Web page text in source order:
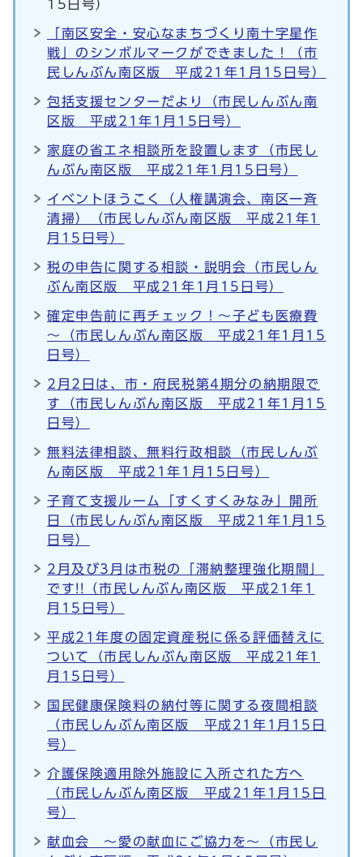
15日号）
「南区安全・安心なまちづくり南十字星作
戦」のシンボルマークができました！（市
民しんぶん南区版 平成21年1月15日号）
包括支援センターだより（市民しんぶん南
区版 平成21年1月15日号）
家庭の省エネ相談所を設置します（市民し
んぶん南区版 平成21年1月15日号）
イベントほうこく（人権講演会、南区一斉
清掃）（市民しんぶん南区版 平成21年1
月15日号）
税の申告に関する相談・説明会（市民しん
ぶん南区版 平成21年1月15日号）
確定申告前に再チェック！～子ども医療費
～（市民しんぶん南区版 平成21年1月15
日号）
2月2日は、市・府民税第4期分の納期限で
す（市民しんぶん南区版 平成21年1月15
日号）
無料法律相談、無料行政相談（市民しんぶ
ん南区版 平成21年1月15日号）
子育て支援ルーム「すくすくみなみ」開所
日（市民しんぶん南区版 平成21年1月15
日号）
2月及び3月は市税の「滞納整理強化期間」
です!!（市民しんぶん南区版 平成21年1
月15日号）
平成21年度の固定資産税に係る評価替えに
ついて（市民しんぶん南区版 平成21年1
月15日号）
国民健康保険料の納付等に関する夜間相談
（市民しんぶん南区版 平成21年1月15日
号）
介護保険適用除外施設に入所された方へ
（市民しんぶん南区版 平成21年1月15日
号）
献血会 ～愛の献血にご協力を～（市民し